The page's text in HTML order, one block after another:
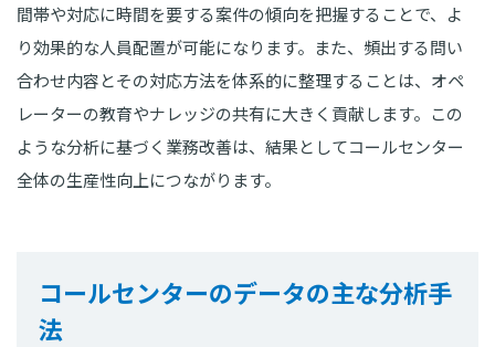
間帯や対応に時間を要する案件の傾向を把握することで、よ
り効果的な人員配置が可能になります。また、頻出する問い
合わせ内容とその対応方法を体系的に整理することは、オペ
レーターの教育やナレッジの共有に大きく貢献します。この
ような分析に基づく業務改善は、結果としてコールセンター
全体の生産性向上につながります。
コールセンターのデータの主な分析手
法